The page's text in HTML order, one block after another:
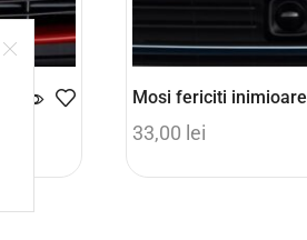
Mosi fericiti inimioare
33,00 lei
Adaugă în coș